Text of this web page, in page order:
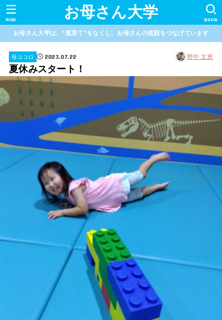
お母さん大学 SEARCH
MENU
お母さん大学は、“孤育て”をなくし、お母さんの笑顔をつなげています
母ゴコロ 2023.07.22 野中 文恵
夏休みスタート！